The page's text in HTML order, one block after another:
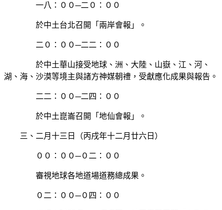
一八：００─二０：００
於中土台北召開「兩岸會報」。
二０：００─二二：００
於中土華山接受地球、洲、大陸、山嶽、江、河、
湖、海、沙漠等境主與諸方神媒朝禮，受獻應化成果與報告。
二二：００─二四：００
於中土崑崙召開「地仙會報」。
三、二月十三日（丙戌年十二月廿六日）
００：００─０二：００
審視地球各地道場道務總成果。
０二：００─０四：００